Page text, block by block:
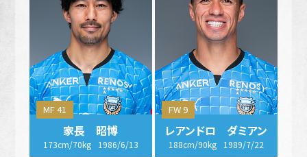
MF 41
家長 昭博
173cm/70kg 1986/6/13
FW 9
レアンドロ ダミアン
188cm/90kg 1989/7/22